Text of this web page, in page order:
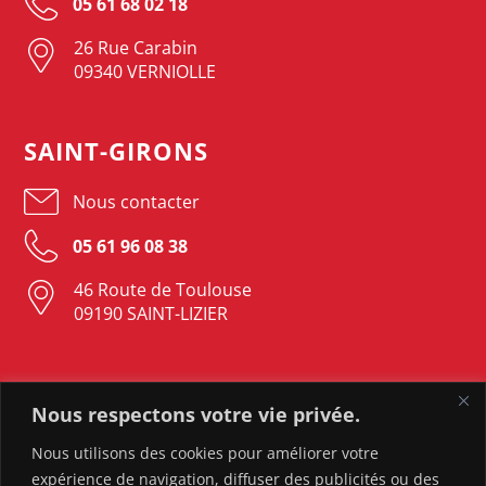
Nous respectons votre vie privée.
Nous utilisons des cookies pour améliorer votre
expérience de navigation, diffuser des publicités ou des
26 Rue Carabin
09340 VERNIOLLE
SAINT-GIRONS
Nous contacter
05 61 96 08 38
46 Route de Toulouse
09190 SAINT-LIZIER
LAVELANET
Nous contacter